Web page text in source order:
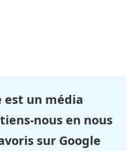
est un média
nous en nous
sur Google